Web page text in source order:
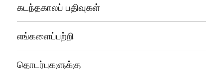
கடந்தகாலப் பதிவுகள்
எங்களைப்பற்றி
தொடர்புகளுக்கு